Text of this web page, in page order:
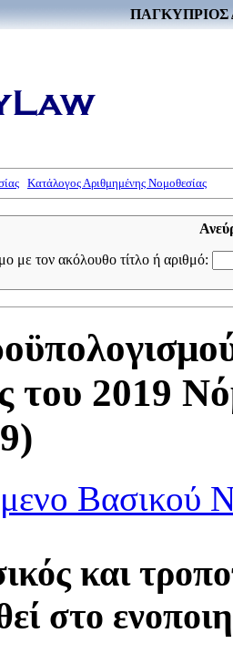
ΠΑΓΚΥΠΡΙΟΣ
Κατάλογος Αριθμημένης Νομοθεσίας
με τον ακόλουθο τίτλο ή αριθμό:
του 2019
Βασικού
και
στο